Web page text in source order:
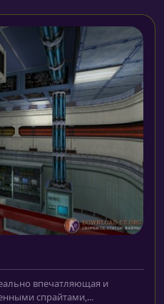
впечатляющая и
спрайтами,...